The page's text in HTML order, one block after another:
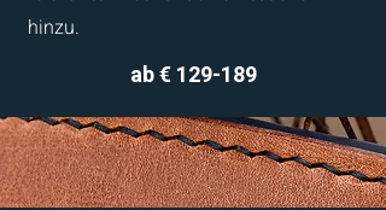
hinzu.
ab € 129-189